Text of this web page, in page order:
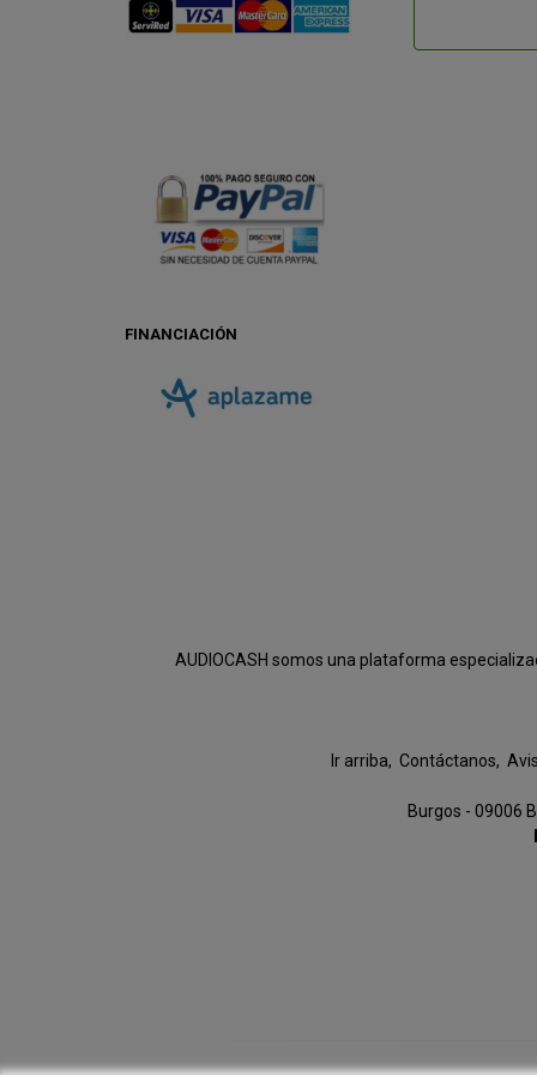
FINANCIACIÓN
AUDIOCASH somos una plataforma
Ir arriba Contáctanos
Burgos - 09006